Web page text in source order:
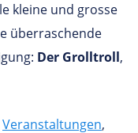
kleine und grosse
überraschende
Der Grolltroll,
Veranstaltungen,